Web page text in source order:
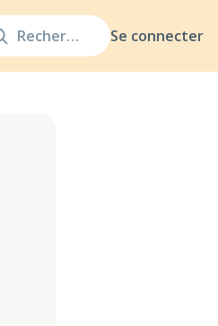
Se connecter